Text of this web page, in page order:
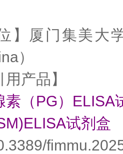
】厦门集美大
）
用产品】
素（PG）ELISA
试剂盒